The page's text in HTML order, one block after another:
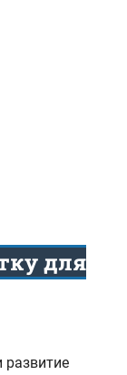
для
развитие